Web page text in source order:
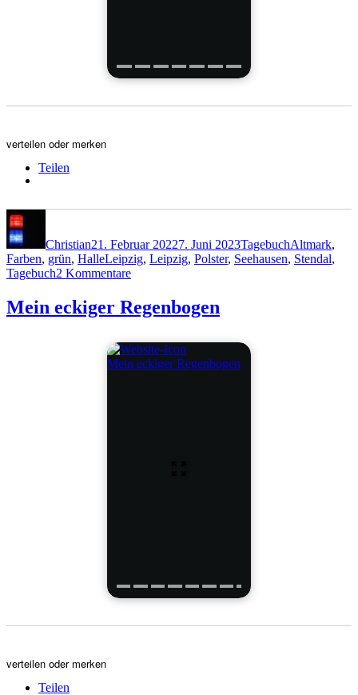
verteilen oder merken
Teilen
Christian21. Februar 20227. Juni 2023TagebuchAltmark,
Farben, grün, HalleLeipzig, Leipzig, Polster, Seehausen, Stendal,
Tagebuch2 Kommentarezu
21.
Februar
Mein eckiger Regenbogen
Mein eckiger Regenbogen
verteilen oder merken
Teilen